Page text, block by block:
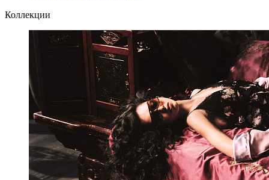
Коллекции